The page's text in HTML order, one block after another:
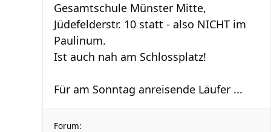
Gesamtschule Münster Mitte,
Jüdefelderstr. 10 statt - also NICHT im
Paulinum.
Ist auch nah am Schlossplatz!
Für am Sonntag anreisende Läufer ...
Forum: